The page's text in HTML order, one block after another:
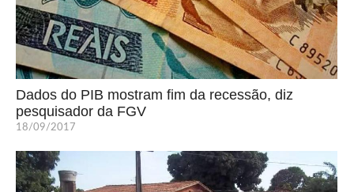
Dados do PIB mostram fim da recessão, diz
pesquisador da FGV
18/09/2017